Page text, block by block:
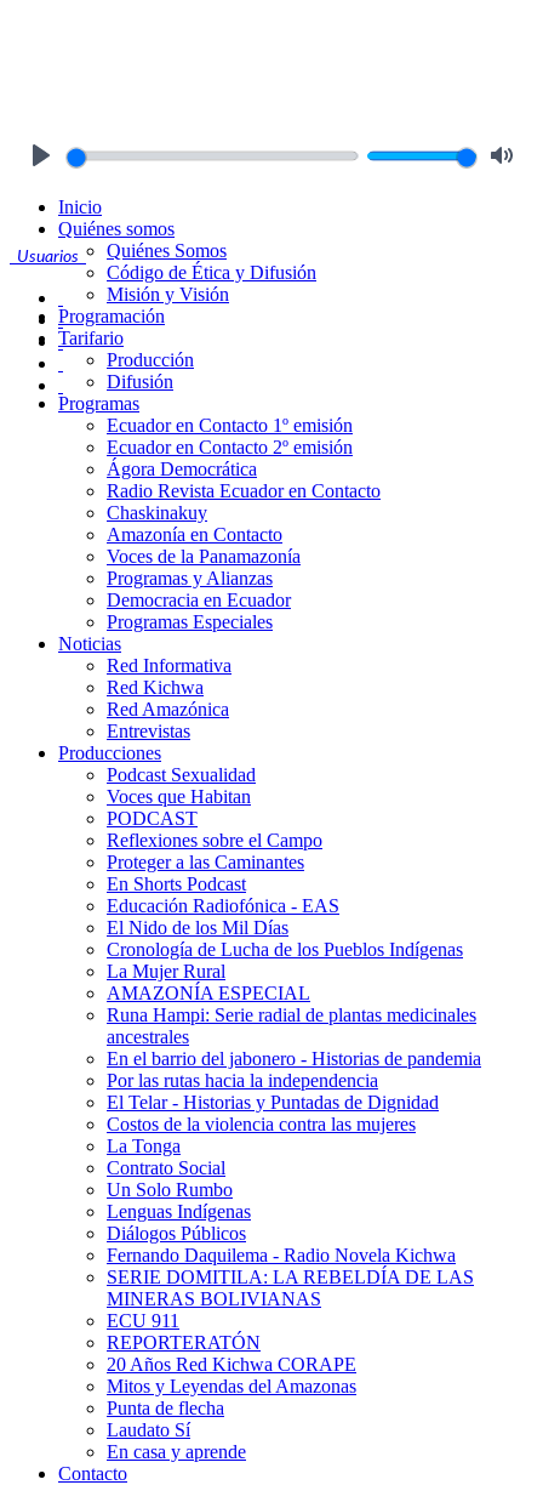
Usuarios
Inicio
Quiénes somos
Quiénes Somos
Código de Ética y Difusión
Misión y Visión
Programación
Tarifario
Producción
Difusión
Programas
Ecuador en Contacto 1º emisión
Ecuador en Contacto 2º emisión
Ágora Democrática
Radio Revista Ecuador en Contacto
Chaskinakuy
Amazonía en Contacto
Voces de la Panamazonía
Programas y Alianzas
Democracia en Ecuador
Programas Especiales
Noticias
Red Informativa
Red Kichwa
Red Amazónica
Entrevistas
Producciones
Podcast Sexualidad
Voces que Habitan
PODCAST
Reflexiones sobre el Campo
Proteger a las Caminantes
En Shorts Podcast
Educación Radiofónica - EAS
El Nido de los Mil Días
Cronología de Lucha de los Pueblos Indígenas
La Mujer Rural
AMAZONÍA ESPECIAL
Runa Hampi: Serie radial de plantas medicinales
ancestrales
En el barrio del jabonero - Historias de pandemia
Por las rutas hacia la independencia
El Telar - Historias y Puntadas de Dignidad
Costos de la violencia contra las mujeres
La Tonga
Contrato Social
Un Solo Rumbo
Lenguas Indígenas
Diálogos Públicos
Fernando Daquilema - Radio Novela Kichwa
SERIE DOMITILA: LA REBELDÍA DE LAS
MINERAS BOLIVIANAS
ECU 911
REPORTERATÓN
20 Años Red Kichwa CORAPE
Mitos y Leyendas del Amazonas
Punta de flecha
Laudato Sí
En casa y aprende
Contacto